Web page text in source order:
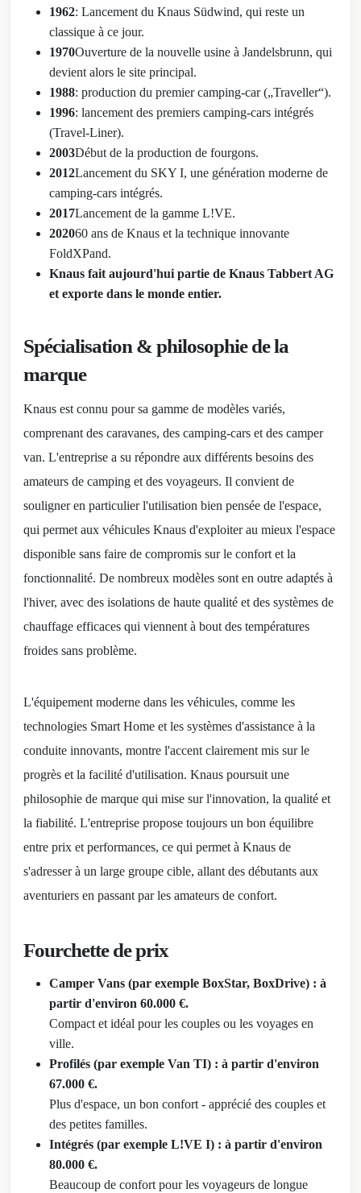
1962: Lancement du Knaus Südwind, qui reste un
classique à ce jour.
1970Ouverture de la nouvelle usine à Jandelsbrunn, qui
devient alors le site principal.
1988: production du premier camping-car („Traveller“).
1996: lancement des premiers camping-cars intégrés
(Travel-Liner).
2003Début de la production de fourgons.
2012Lancement du SKY I, une génération moderne de
camping-cars intégrés.
2017Lancement de la gamme L!VE.
202060 ans de Knaus et la technique innovante
FoldXPand.
Knaus fait aujourd'hui partie de Knaus Tabbert AG
et exporte dans le monde entier.
Spécialisation & philosophie de la
marque
Knaus est connu pour sa gamme de modèles variés,
comprenant des caravanes, des camping-cars et des camper
van. L'entreprise a su répondre aux différents besoins des
amateurs de camping et des voyageurs. Il convient de
souligner en particulier l'utilisation bien pensée de l'espace,
qui permet aux véhicules Knaus d'exploiter au mieux l'espace
disponible sans faire de compromis sur le confort et la
fonctionnalité. De nombreux modèles sont en outre adaptés à
l'hiver, avec des isolations de haute qualité et des systèmes de
chauffage efficaces qui viennent à bout des températures
froides sans problème.
L'équipement moderne dans les véhicules, comme les
technologies Smart Home et les systèmes d'assistance à la
conduite innovants, montre l'accent clairement mis sur le
progrès et la facilité d'utilisation. Knaus poursuit une
philosophie de marque qui mise sur l'innovation, la qualité et
la fiabilité. L'entreprise propose toujours un bon équilibre
entre prix et performances, ce qui permet à Knaus de
s'adresser à un large groupe cible, allant des débutants aux
aventuriers en passant par les amateurs de confort.
Fourchette de prix
Camper Vans (par exemple BoxStar, BoxDrive) : à
partir d'environ 60.000 €.
Compact et idéal pour les couples ou les voyages en
ville.
Profilés (par exemple Van TI) : à partir d'environ
67.000 €.
Plus d'espace, un bon confort - apprécié des couples et
des petites familles.
Intégrés (par exemple L!VE I) : à partir d'environ
80.000 €.
Beaucoup de confort pour les voyageurs de longue